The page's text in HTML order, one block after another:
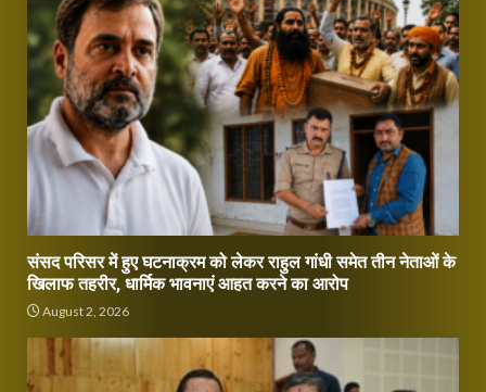
संसद परिसर में हुए घटनाक्रम को लेकर राहुल गांधी समेत तीन नेताओं के
खिलाफ तहरीर, धार्मिक भावनाएं आहत करने का आरोप
August 2, 2026